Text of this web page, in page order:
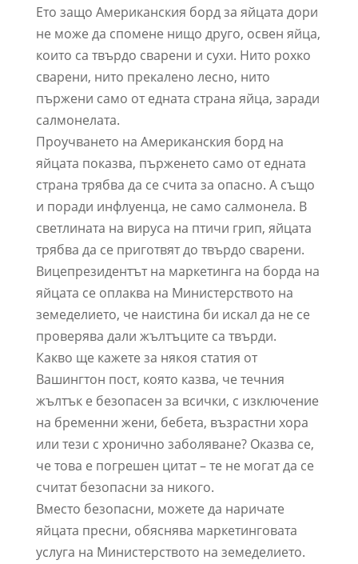
Ето защо Американския борд за яйцата дори
не може да спомене нищо друго, освен яйца,
които са твърдо сварени и сухи. Нито рохко
сварени, нито прекалено лесно, нито
пържени само от едната страна яйца, заради
салмонелата.
Проучването на Американския борд на
яйцата показва, пърженето само от едната
страна трябва да се счита за опасно. А също
и поради инфлуенца, не само салмонела. В
светлината на вируса на птичи грип, яйцата
трябва да се приготвят до твърдо сварени.
Вицепрезидентът на маркетинга на борда на
яйцата се оплаква на Министерството на
земеделието, че наистина би искал да не се
проверява дали жълтъците са твърди.
Какво ще кажете за някоя статия от
Вашингтон пост, която казва, че течния
жълтък е безопасен за всички, с изключение
на бременни жени, бебета, възрастни хора
или тези с хронично заболяване? Оказва се,
че това е погрешен цитат – те не могат да се
считат безопасни за никого.
Вместо безопасни, можете да наричате
яйцата пресни, обяснява маркетинговата
услуга на Министерството на земеделието.